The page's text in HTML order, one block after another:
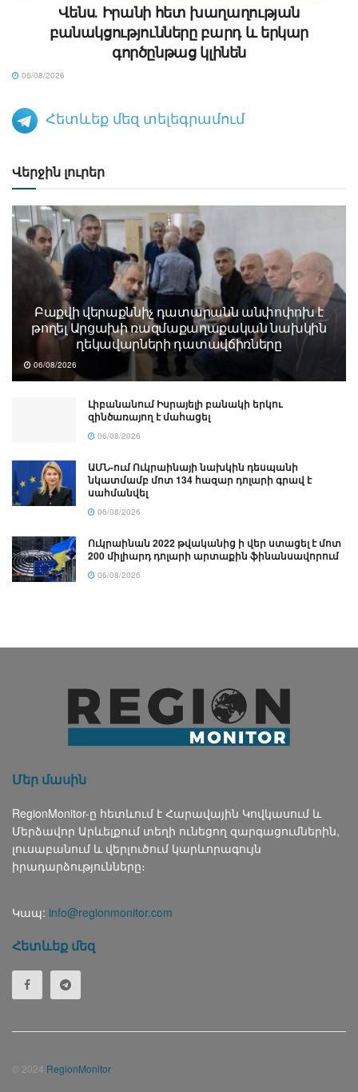
Վենս․ Իրանի հետ խաղաղության
բանակցությունները բարդ և երկար
գործընթաց կլինեն
06/08/2026
Հետևեք մեզ տելեգրամում
Վերջին լուրեր
Բաքվի վերաքննիչ դատարանն անփոփոխ է
թողել Արցախի ռազմաքաղաքական նախկին
ղեկավարների դատավճիռները
06/08/2026
Լիբանանում Իսրայելի բանակի երկու
զինծառայող է մահացել
06/08/2026
ԱՄՆ-ում Ուկրաինայի նախկին դեսպանի
նկատմամբ մոտ 134 հազար դոլարի գրավ է
սահմանվել
06/08/2026
Ուկրաինան 2022 թվականից ի վեր ստացել է մոտ
200 միլիարդ դոլարի արտաքին ֆինանսավորում
06/08/2026
Մեր մասին
RegionMonitor-ը հետևում է Հարավային Կովկասում և
Մերձավոր Արևելքում տեղի ունեցող զարգացումներին,
լուսաբանում և վերլուծում կարևորագույն
իրադարձությունները։
Կապ: info@regionmonitor.com
Հետևեք մեզ
© 2024 RegionMonitor